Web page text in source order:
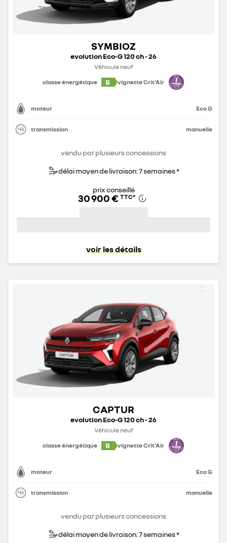
SYMBIOZ
evolution Eco-G 120 ch - 26
Véhicule neuf
classe énergétique
B vignette Crit'Air
moteur Eco G
transmission manuelle
vendu par plusieurs concessions
délai moyen de livraison: 7 semaines *
prix conseillé
30 900 € TTC*
voir les détails
CAPTUR
evolution Eco-G 120 ch - 26
Véhicule neuf
classe énergétique
B vignette Crit'Air
moteur Eco G
transmission manuelle
vendu par plusieurs concessions
délai moyen de livraison: 7 semaines *